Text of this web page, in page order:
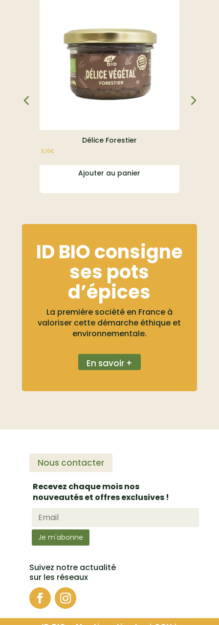
Délice Forestier
5,16€
Ajouter au panier
ID BIO consigne
ses pots
d’épices
La première société en France à
valoriser cette démarche éthique et
environnementale.
En savoir +
Nous contacter
Recevez chaque mois nos
nouveautés et offres exclusives !
Suivez notre actualité
sur les réseaux